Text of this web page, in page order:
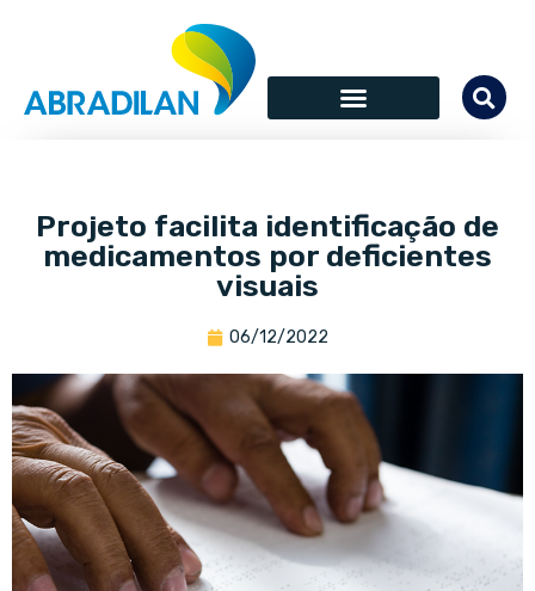
Projeto facilita identificação de
medicamentos por deficientes
visuais
06/12/2022